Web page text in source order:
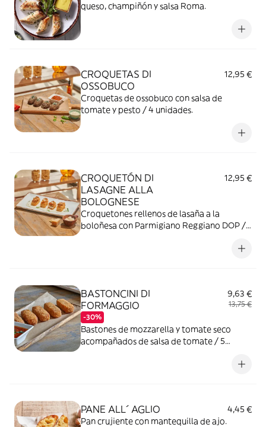
queso, champiñón y salsa Roma.
CROQUETAS DI
OSSOBUCO
12,95 €
Croquetas de ossobuco con salsa de
tomate y pesto / 4 unidades.
CROQUETÓN DI
LASAGNE ALLA
BOLOGNESE
12,95 €
Croquetones rellenos de lasaña a la
boloñesa con Parmigiano Reggiano DOP /
BASTONCINI DI
FORMAGGIO
-30%
9,63 €
13,75 €
Bastones de mozzarella y tomate seco
acompañados de salsa de tomate / 5
PANE ALL´ AGLIO
4,45 €
Pan crujiente con mantequilla de ajo.